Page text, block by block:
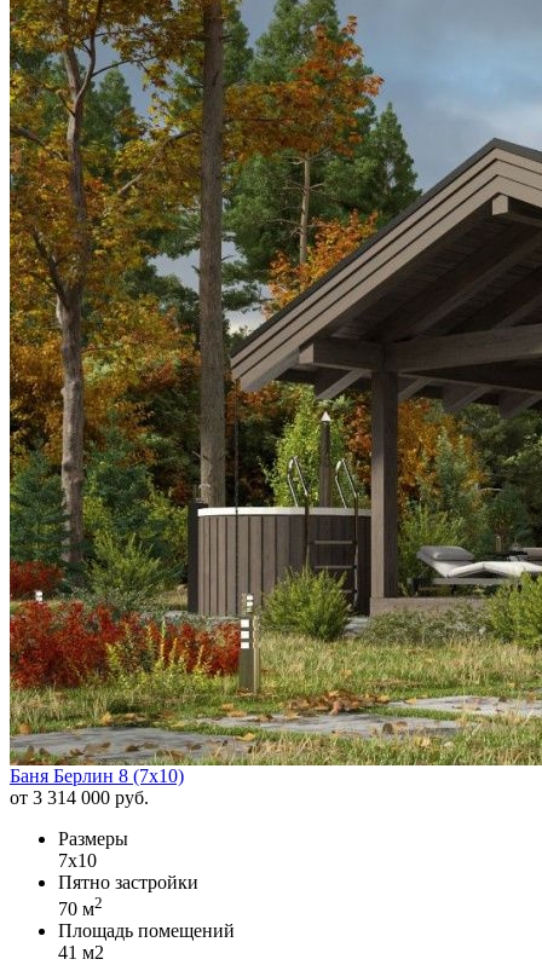
Баня Берлин 8 (7х10)
от 3 314 000 руб.
Размеры
7х10
Пятно застройки
70 м2
Площадь помещений
41 м2